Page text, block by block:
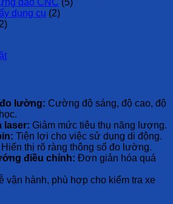
dụng cụ (2)
lường: Cường độ sáng, độ cao, độ
laser: Giảm mức tiêu thụ năng lượng.
Tiện lợi cho việc sử dụng di động.
Hiển thị rõ ràng thông số đo lường.
điều chỉnh: Đơn giản hóa quá
vận hành, phù hợp cho kiểm tra xe